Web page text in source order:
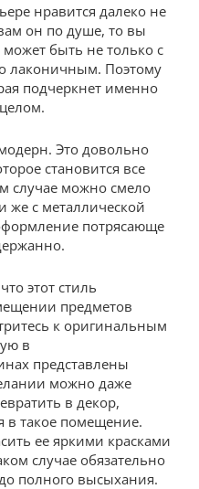
нравится далеко не
он по душе, то вы
может быть не только с
лаконичным. Поэтому
подчеркнет именно
Это довольно
становится все
случае можно смело
же с металлической
потрясающе
этот стиль
предметов
к оригинальным
в
представлены
можно даже
в декор,
в такое помещение.
ее яркими красками
случае обязательно
полного высыхания.